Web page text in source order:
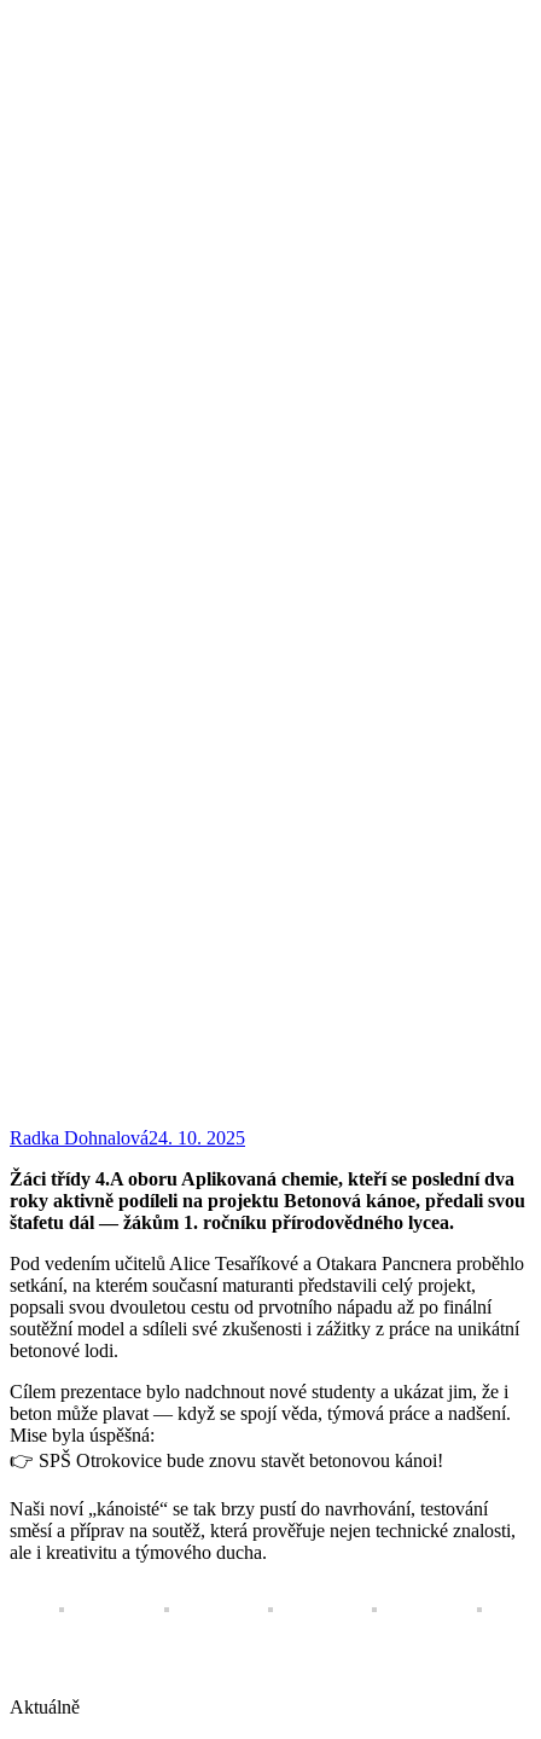
Radka Dohnalová24. 10. 2025
Žáci třídy 4.A oboru Aplikovaná chemie, kteří se poslední dva
roky aktivně podíleli na projektu Betonová kánoe, předali svou
štafetu dál — žákům 1. ročníku přírodovědného lycea.
Pod vedením učitelů Alice Tesaříkové a Otakara Pancnera proběhlo
setkání, na kterém současní maturanti představili celý projekt,
popsali svou dvouletou cestu od prvotního nápadu až po finální
soutěžní model a sdíleli své zkušenosti i zážitky z práce na unikátní
betonové lodi.
Cílem prezentace bylo nadchnout nové studenty a ukázat jim, že i
beton může plavat — když se spojí věda, týmová práce a nadšení.
Mise byla úspěšná:
👉 SPŠ Otrokovice bude znovu stavět betonovou kánoi!
Naši noví „kánoisté“ se tak brzy pustí do navrhování, testování
směsí a příprav na soutěž, která prověřuje nejen technické znalosti,
ale i kreativitu a týmového ducha.
Aktuálně